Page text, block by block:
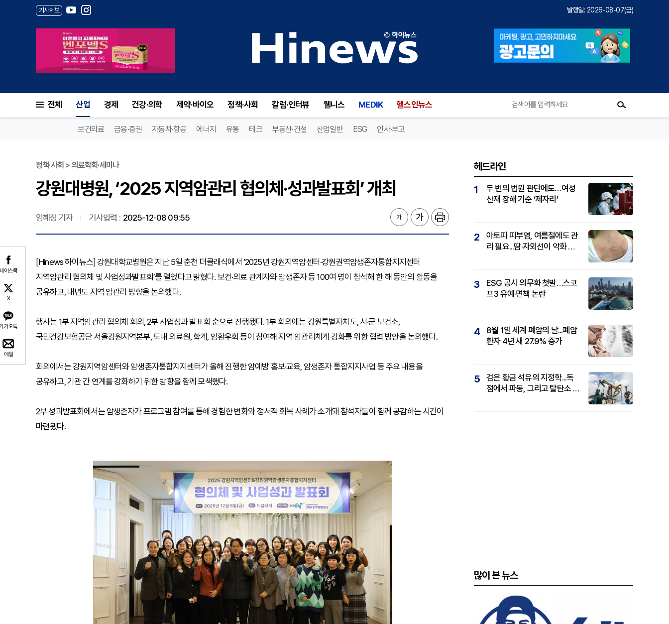
기사제보 발행일: 2026-08-07(금)
전체 산업 경제 건강·의학 제약·바이오 정책·사회 칼럼·인터뷰 웰니스 MEDIK 헬스인뉴스
보건의료 금융·증권 자동차·항공 에너지 유통 테크 부동산·건설 산업일반 ESG 인사·부고
이스북
X
카오톡
메일
정책·사회 > 의료학회·세미나
강원대병원, ‘2025 지역암관리 협의체·성과발표회’ 개최
임혜정 기자 기사입력 : 2025-12-08 09:55
[Hinews 하이뉴스] 강원대학교병원은 지난 5일 춘천 더클래식에서 ‘2025년 강원지역암센터·강원권역암생존자통합지지센터
지역암관리 협의체 및 사업성과발표회’를 열었다고 밝혔다. 보건·의료 관계자와 암생존자 등 100여 명이 참석해 한 해 동안의 활동을
공유하고, 내년도 지역 암관리 방향을 논의했다.
행사는 1부 지역암관리 협의체 회의, 2부 사업성과 발표회 순으로 진행됐다. 1부 회의에는 강원특별자치도, 시·군 보건소,
국민건강보험공단 서울강원지역본부, 도내 의료원, 학계, 암환우회 등이 참여해 지역 암관리체계 강화를 위한 협력 방안을 논의했다.
회의에서는 강원지역암센터와 암생존자통합지지센터가 올해 진행한 암예방 홍보·교육, 암생존자 통합지지사업 등 주요 내용을
공유하고, 기관 간 연계를 강화하기 위한 방향을 함께 모색했다.
2부 성과발표회에서는 암생존자가 프로그램 참여를 통해 경험한 변화와 정서적 회복 사례가 소개돼 참석자들이 함께 공감하는 시간이
마련됐다.
헤드라인
1
두 번의 법원 판단에도…여성
산재 장해 기준 ‘제자리’
2
아토피 피부염, 여름철에도 관
리 필요...땀·자외선이 악화 요
3
ESG 공시 의무화 첫발…스코
프3 유예·면책 논란
4
8월 1일 세계 폐암의 날...폐암
환자 4년 새 27.9% 증가
5
검은 황금 석유의 지정학...독
점에서 파동, 그리고 탈탄소 패
많이 본 뉴스